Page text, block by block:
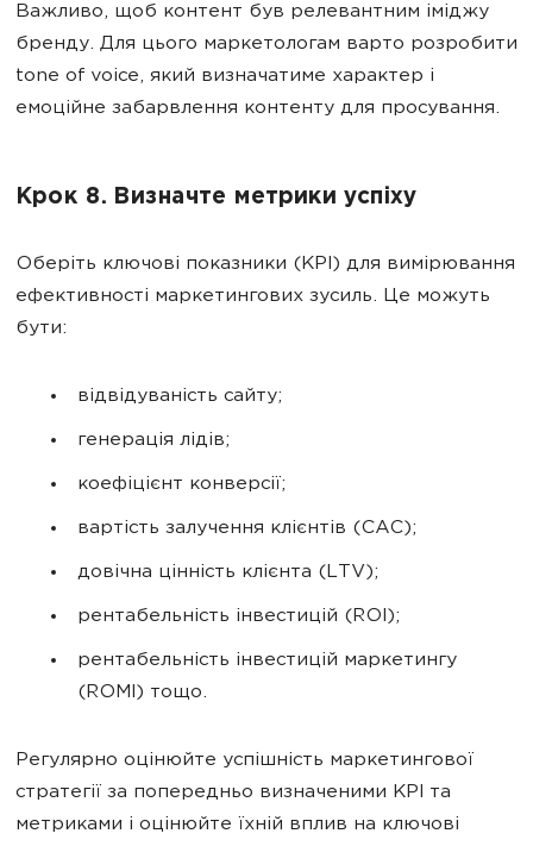
Важливо, щоб контент був релевантним іміджу
бренду. Для цього маркетологам варто розробити
tone of voice, який визначатиме характер і
емоційне забарвлення контенту для просування.
Крок 8. Визначте метрики успіху
Оберіть ключові показники (KPI) для вимірювання
ефективності маркетингових зусиль. Це можуть
бути:
відвідуваність сайту;
генерація лідів;
коефіцієнт конверсії;
вартість залучення клієнтів (CAC);
довічна цінність клієнта (LTV);
рентабельність інвестицій (ROI);
рентабельність інвестицій маркетингу
(ROMI) тощо.
Регулярно оцінюйте успішність маркетингової
стратегії за попередньо визначеними KPI та
метриками і оцінюйте їхній вплив на ключові